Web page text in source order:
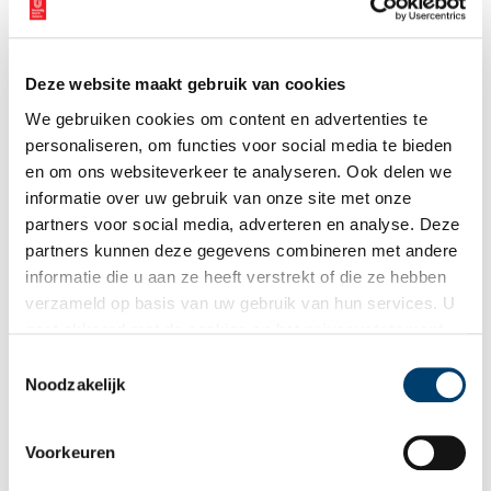
Deze website maakt gebruik van cookies
We gebruiken cookies om content en advertenties te
personaliseren, om functies voor social media te bieden
en om ons websiteverkeer te analyseren. Ook delen we
informatie over uw gebruik van onze site met onze
partners voor social media, adverteren en analyse. Deze
partners kunnen deze gegevens combineren met andere
informatie die u aan ze heeft verstrekt of die ze hebben
verzameld op basis van uw gebruik van hun services. U
Noodzakelijk
Voorkeuren
Uitvaartverzorging IJmond (Beyerlust), ca. 1950. Collectie Gemeente Beverwijk,
Beyerlust in Beverwijk